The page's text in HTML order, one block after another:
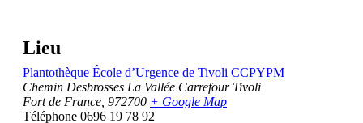
Lieu
Plantothèque École d’Urgence de Tivoli CCPYPM
Chemin Desbrosses La Vallée Carrefour Tivoli
Fort de France 972700 + Google Map
Téléphone 0696 19 78 92